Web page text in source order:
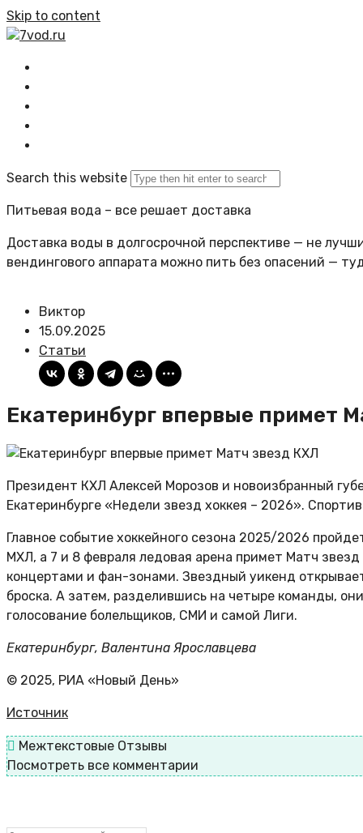
Skip to content
7vod.ru
Search this website
Питьевая вода – все решает доставка
Доставка воды в долгосрочной перспективе — не
вендингового аппарата можно пить без опасений —
Виктор
15.09.2025
Статьи
Екатеринбург впервые примет
Президент КХЛ Алексей Морозов и новоизбранный
Екатеринбурге «Недели звезд хоккея – 2026».
Главное событие хоккейного сезона 2025/2026
МХЛ, а 7 и 8 февраля ледовая арена примет Матч
концертами и фан-зонами. Звездный уикенд
броска. А затем, разделившись на четыре команды,
голосование болельщиков, СМИ и самой Лиги.
Екатеринбург, Валентина Ярославцева
© 2025, РИА «Новый День»
Источник
Межтекстовые Отзывы
Посмотреть все комментарии